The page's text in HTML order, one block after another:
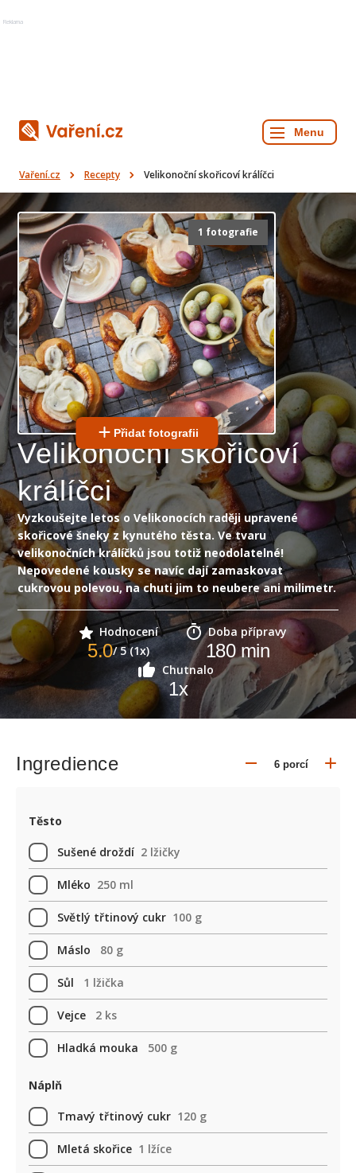
Reklama
Vaření.cz Recepty Velikonoční skořicoví králíčci
1 fotografie
Přidat fotografii
Velikonoční skořicoví
králíčci
Vyzkoušejte letos o Velikonocích raději upravené
skořicové šneky z kynutého těsta. Ve tvaru
velikonočních králíčků jsou totiž neodolatelné!
Nepovedené kousky se navíc dají zamaskovat
cukrovou polevou, na chuti jim to neubere ani milimetr.
Hodnocení
5.0/ 5 (1x)
Doba přípravy
180min
Chutnalo
1x
Ingredience
Těsto
Sušené droždí 2 lžičky
Mléko 250 ml
Světlý třtinový cukr 100 g
Máslo 80 g
Sůl 1 lžička
Vejce 2 ks
Hladká mouka 500 g
Náplň
Tmavý třtinový cukr 120 g
Mletá skořice 1 lžíce